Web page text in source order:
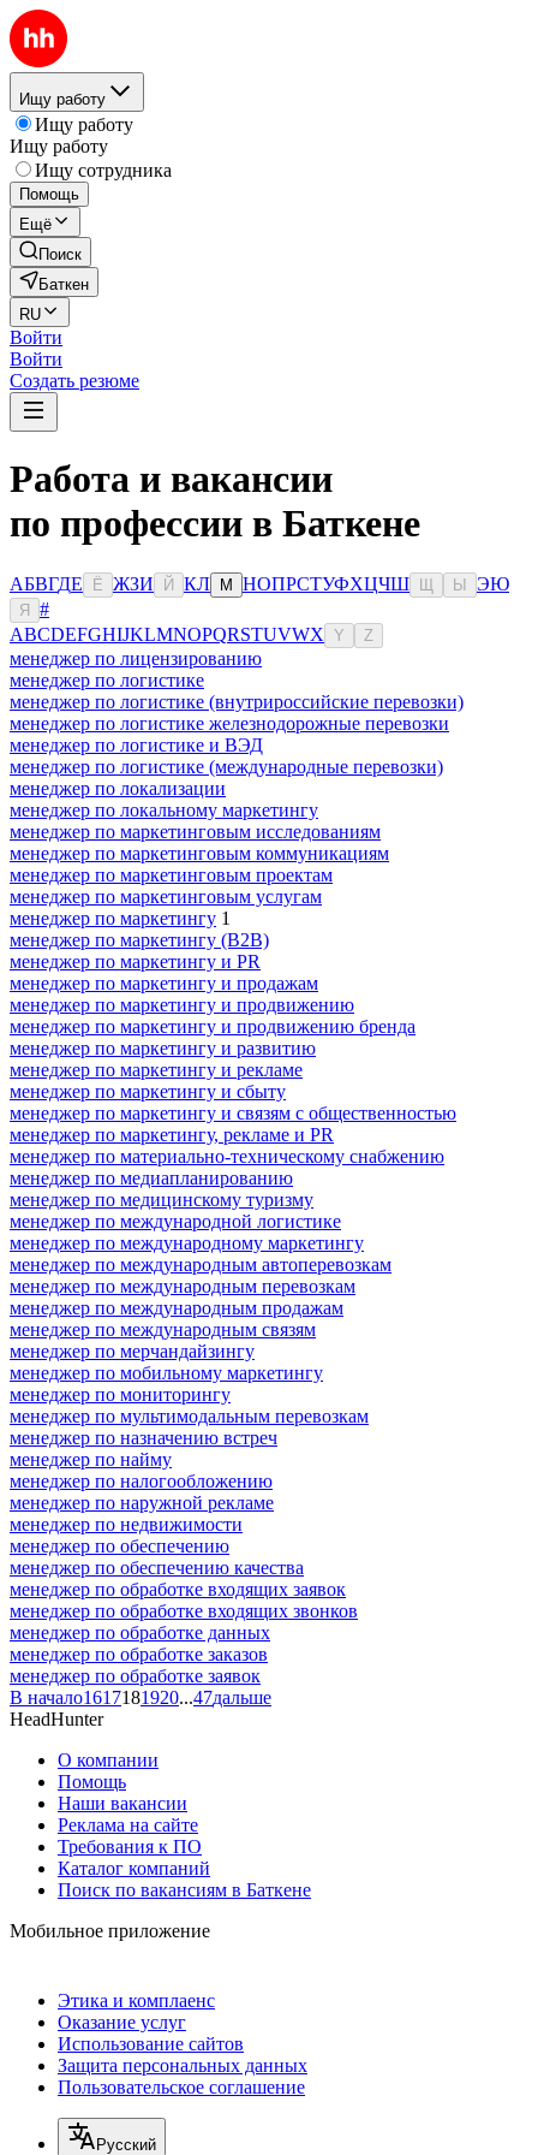
Ищу работу
Ищу работу
Ищу работу
Ищу сотрудника
Помощь
Ещё
Поиск
Баткен
RU
Войти
Войти
Создать резюме
Работа и вакансии
по профессии в Баткене
АБВГДЕ Ё ЖЗИ Й КЛ М НОПРСТУФХЦЧШ Ы ЭЮ
Я
#
ABCDEFGHIJKLMNOPQRSTUVWX Y Z
менеджер по лицензированию
менеджер по логистике
менеджер по логистике (внутрироссийские перевозки)
менеджер по логистике железнодорожные перевозки
менеджер по логистике и ВЭД
менеджер по логистике (международные перевозки)
менеджер по локализации
менеджер по локальному маркетингу
менеджер по маркетинговым исследованиям
менеджер по маркетинговым коммуникациям
менеджер по маркетинговым проектам
менеджер по маркетинговым услугам
менеджер по маркетингу 1
менеджер по маркетингу (B2B)
менеджер по маркетингу и PR
менеджер по маркетингу и продажам
менеджер по маркетингу и продвижению
менеджер по маркетингу и продвижению бренда
менеджер по маркетингу и развитию
менеджер по маркетингу и рекламе
менеджер по маркетингу и сбыту
менеджер по маркетингу и связям с общественностью
менеджер по маркетингу, рекламе и PR
менеджер по материально-техническому снабжению
менеджер по медиапланированию
менеджер по медицинскому туризму
менеджер по международной логистике
менеджер по международному маркетингу
менеджер по международным автоперевозкам
менеджер по международным перевозкам
менеджер по международным продажам
менеджер по международным связям
менеджер по мерчандайзингу
менеджер по мобильному маркетингу
менеджер по мониторингу
менеджер по мультимодальным перевозкам
менеджер по назначению встреч
менеджер по найму
менеджер по налогообложению
менеджер по наружной рекламе
менеджер по недвижимости
менеджер по обеспечению
менеджер по обеспечению качества
менеджер по обработке входящих заявок
менеджер по обработке входящих звонков
менеджер по обработке данных
менеджер по обработке заказов
менеджер по обработке заявок
В начало1617181920...47дальше
HeadHunter
О компании
Помощь
Наши вакансии
Реклама на сайте
Требования к ПО
Каталог компаний
Поиск по вакансиям в Баткене
Мобильное приложение
Этика и комплаенс
Оказание услуг
Использование сайтов
Защита персональных данных
Пользовательское соглашение
Русский